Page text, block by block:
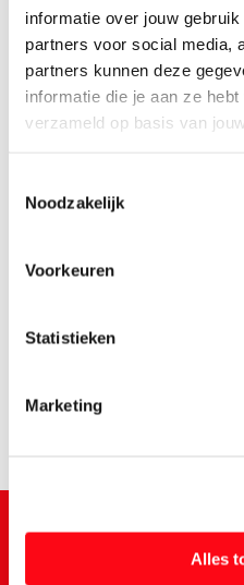
informatie over jouw
partners voor social media,
partners kunnen deze
informatie die je aan ze
verzameld op basis van
Noodzakelijk
Voorkeuren
Statistieken
Marketing
Alles
0.99